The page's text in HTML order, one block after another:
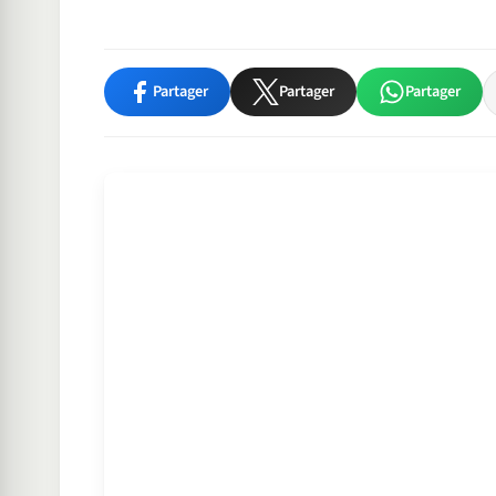
Partager Partager Partager